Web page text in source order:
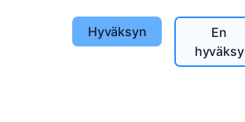
Kuntaluettelo ja käyttäjät
Tietosuojakäytäntö
Hyväksyn
En
hyväksy